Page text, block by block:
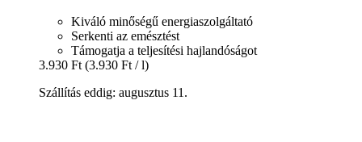
Kiváló minőségű energiaszolgáltató
Serkenti az emésztést
Támogatja a teljesítési hajlandóságot
3.930 Ft (3.930 Ft / l)
Szállítás eddig: augusztus 11.